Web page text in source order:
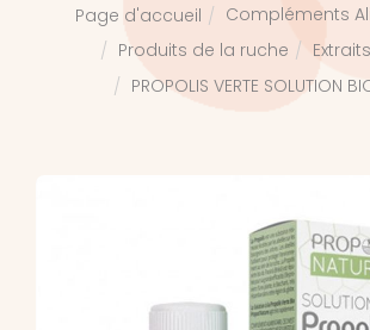
Page d'accueil
Compléments
Produits de la ruche
PROPOLIS VERTE SOLUTION